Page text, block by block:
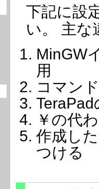
下記に設
い。 主な
MinGW
用
コマン
￥の代
作成し
つける